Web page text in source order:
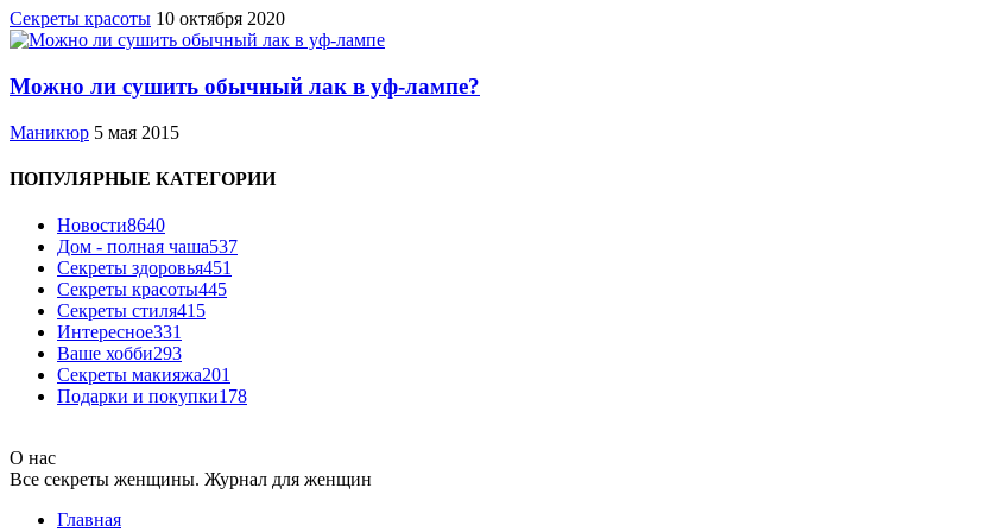
Секреты красоты 10 октября 2020
Можно ли сушить обычный лак в уф-лампе?
Маникюр 5 мая 2015
ПОПУЛЯРНЫЕ КАТЕГОРИИ
Новости8640
Дом - полная чаша537
Cекреты здоровья451
Секреты красоты445
Секреты стиля415
Интересное331
Ваше хобби293
Секреты макияжа201
Подарки и покупки178
О нас
Все секреты женщины. Журнал для женщин
Главная